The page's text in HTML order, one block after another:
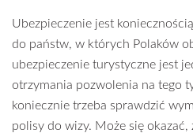
Ubezpieczenie jest
do państw, w których Polaków
ubezpieczenie turystyczne jest
otrzymania pozwolenia na tego
koniecznie trzeba sprawdzić
polisy do wizy. Może się okazać,